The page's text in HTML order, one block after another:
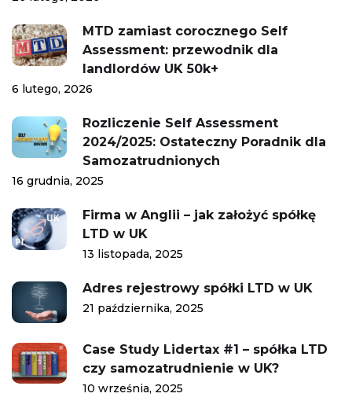
MTD zamiast corocznego Self
Assessment: przewodnik dla
landlordów UK 50k+
6 lutego, 2026
Rozliczenie Self Assessment
2024/2025: Ostateczny Poradnik dla
Samozatrudnionych
16 grudnia, 2025
Firma w Anglii – jak założyć spółkę
LTD w UK
13 listopada, 2025
Adres rejestrowy spółki LTD w UK
21 października, 2025
Case Study Lidertax #1 – spółka LTD
czy samozatrudnienie w UK?
10 września, 2025